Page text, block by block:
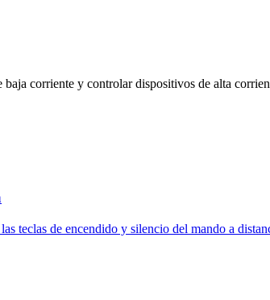
corriente y controlar dispositivos de alta
teclas de encendido y silencio del mando a